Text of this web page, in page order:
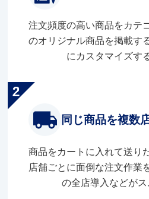
注文頻度の高い商品をカテ
のオリジナル商品を掲載す
にカスタマイズす
同じ商品を複数
商品をカートに入れて送り
店舗ごとに面倒な注文作業
の全店導入などがス